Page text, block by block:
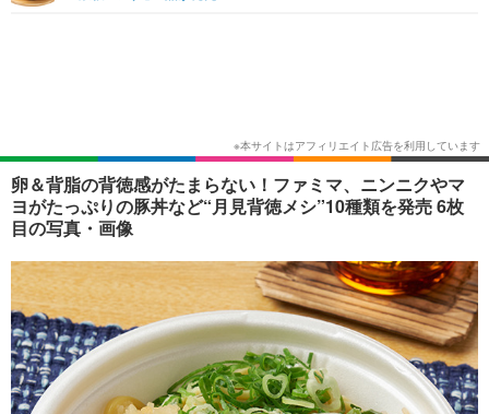
ショッピング その他
卵＆背脂の背徳感がたまらない！ファミマ、ニンニクやマ
ヨがたっぷりの豚丼など“月見背徳メシ”10種類を発売 6枚
目の写真・画像